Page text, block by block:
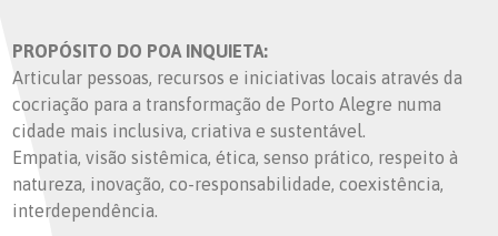
PROPÓSITO DO POA INQUIETA:
Articular pessoas, recursos e iniciativas locais através da
cocriação para a transformação de Porto Alegre numa
cidade mais inclusiva, criativa e sustentável.
Empatia, visão sistêmica, ética, senso prático, respeito à
natureza, inovação, co-responsabilidade, coexistência,
interdependência.